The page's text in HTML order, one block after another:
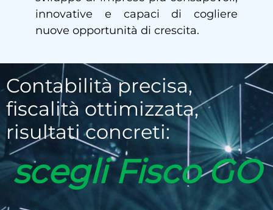
innovative e capaci di cogliere
nuove opportunità di crescita.
Contabilità precisa,
fiscalità ottimizzata,
risultati concreti:
scegli Fisco GO